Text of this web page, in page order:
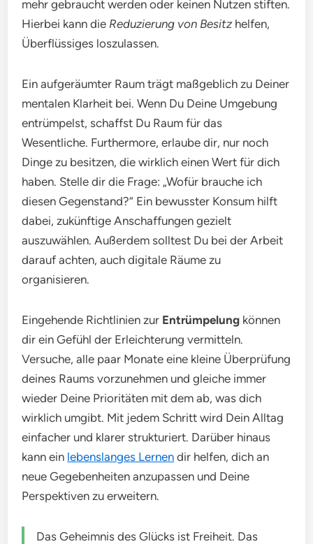
mehr gebraucht werden oder keinen Nutzen stiften.
Hierbei kann die Reduzierung von Besitz helfen,
Überflüssiges loszulassen.
Ein aufgeräumter Raum trägt maßgeblich zu Deiner
mentalen Klarheit bei. Wenn Du Deine Umgebung
entrümpelst, schaffst Du Raum für das
Wesentliche. Furthermore, erlaube dir, nur noch
Dinge zu besitzen, die wirklich einen Wert für dich
haben. Stelle dir die Frage: „Wofür brauche ich
diesen Gegenstand?“ Ein bewusster Konsum hilft
dabei, zukünftige Anschaffungen gezielt
auszuwählen. Außerdem solltest Du bei der Arbeit
darauf achten, auch digitale Räume zu
organisieren.
Eingehende Richtlinien zur Entrümpelung können
dir ein Gefühl der Erleichterung vermitteln.
Versuche, alle paar Monate eine kleine Überprüfung
deines Raums vorzunehmen und gleiche immer
wieder Deine Prioritäten mit dem ab, was dich
wirklich umgibt. Mit jedem Schritt wird Dein Alltag
einfacher und klarer strukturiert. Darüber hinaus
kann ein lebenslanges Lernen dir helfen, dich an
neue Gegebenheiten anzupassen und Deine
Perspektiven zu erweitern.
Das Geheimnis des Glücks ist Freiheit. Das